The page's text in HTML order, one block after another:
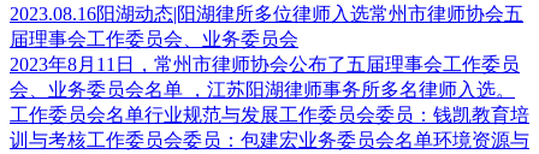
2023.08.16阳湖动态|阳湖律所多位律师入选常州市律师协会五
届理事会工作委员会、业务委员会
2023年8月11日，常州市律师协会公布了五届理事会工作委员
会、业务委员会名单 ，江苏阳湖律师事务所多名律师入选。
工作委员会名单行业规范与发展工作委员会委员：钱凯教育培
训与考核工作委员会委员：包建宏业务委员会名单环境资源与